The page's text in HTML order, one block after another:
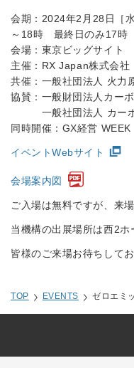
会期：2024年2月28日［
～18時 最終日のみ17時
会場：東京ビッグサイト
主催：RX Japan株式会社
共催：一般社団法人 火力
協賛：一般財団法人カー
一般社団法人 カーボ
同時開催：GX経営 WEEK
イベントWebサイト
会場案内図
ご入場は無料ですが、来
当機構の出展場所は西2ホ
皆様のご来場お待ちしてお
TOP EVENTS ゼロエミ